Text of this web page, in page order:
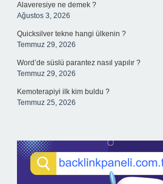
Alaveresiye ne demek ?
Ağustos 3, 2026
Quicksilver tekne hangi ülkenin ?
Temmuz 29, 2026
Word’de süslü parantez nasıl yapılır ?
Temmuz 29, 2026
Kemoterapiyi ilk kim buldu ?
Temmuz 25, 2026